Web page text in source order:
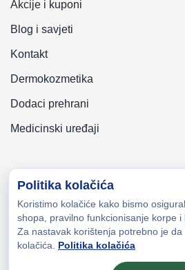
Akcije i kuponi
Blog i savjeti
Kontakt
Dermokozmetika
Dodaci prehrani
Medicinski uređaji
Copyright © 2026 Zeni-Lijek
Politika kolačića
Koristimo kolačiće kako bismo
shopa, pravilno funkcionisanje korpe i
Za nastavak korištenja potrebno je da
kolačića. Politika kolačića